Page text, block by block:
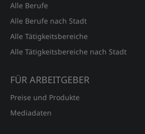
Alle Berufe
Alle Berufe nach Stadt
Alle Tätigkeitsbereiche
Alle Tätigkeitsbereiche nach Stadt
FÜR ARBEITGEBER
Preise und Produkte
Mediadaten